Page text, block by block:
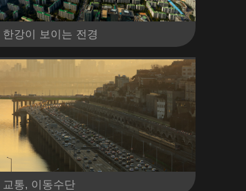
한강이 보이는 전경
교통, 이동수단